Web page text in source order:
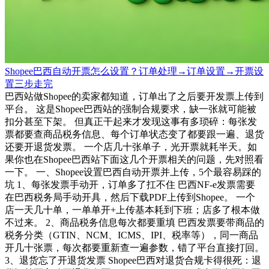
Shopee巴西自动开票怎么设置？订单处理→订单设置→开票设
置三步走完
巴西站做Shopee的卖家都知道，订单出了之后要开发票上传到
平台。 这是Shopee巴西站的强制合规要求，缺一张就可能被
扣分甚至下架。 但真正干起来才发现这事有多琐碎：每张发
票都要查商品税务信息、每个订单状态变了都要跟一遍、退货
还要开退货发票。 一个店几十张单子，光开票就耗半天。如
果你也在Shopee巴西站下面这几个开票相关的问题，先对照看
一下。 一、Shopee设置巴西自动开票并上传，5个最容易踩的
坑 1、每张发票手动开，订单多了扛不住 巴西NF-e发票需要
在巴西税务局手动开具，然后下载PDF上传到Shopee。 一个
店一天几十单，一单单开+上传基本耗到下班；店多了根本做
不过来。 2、商品税务信息每次都要重填 巴西发票要带商品的
税务分类（GTIN、NCM、ICMS、IPI、税率等），同一商品
开几十张票，每次都要重新查一遍参数，错了平台直接打回。
3、退货忘了开退货发票 Shopee巴西对退货合规卡得很死：退